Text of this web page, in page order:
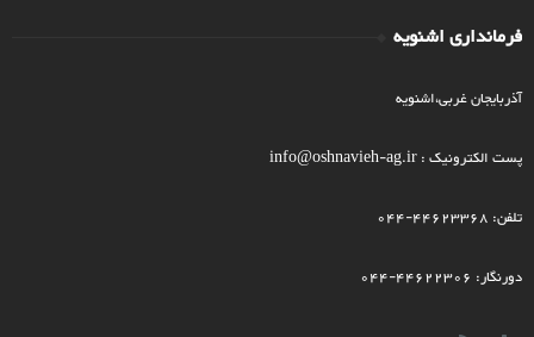
فرمانداری اشنویه
آذربایجان غربی،اشنویه
پست الکترونیک : info@oshnavieh-ag.ir
تلفن: 44623368-044
دورنگار: 44622306-044